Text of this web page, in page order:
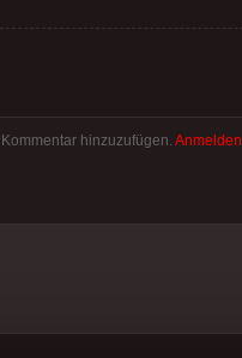
hinzuzufügen. Anmelden